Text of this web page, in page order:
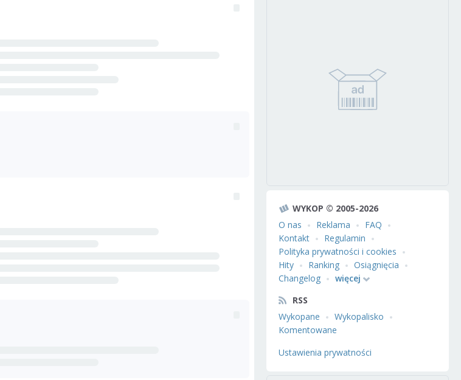
WYKOP © 2005-2026
O nas
Reklama
FAQ
Kontakt
Regulamin
Polityka prywatności i cookies
Hity
Ranking
Osiągnięcia
Changelog
więcej
RSS
Wykopane
Wykopalisko
Komentowane
Ustawienia prywatności